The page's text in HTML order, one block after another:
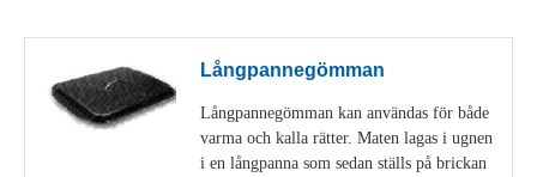
Långpannegömman
Långpannegömman kan användas för både
varma och kalla rätter. Maten lagas i ugnen
i en långpanna som sedan ställs på brickan